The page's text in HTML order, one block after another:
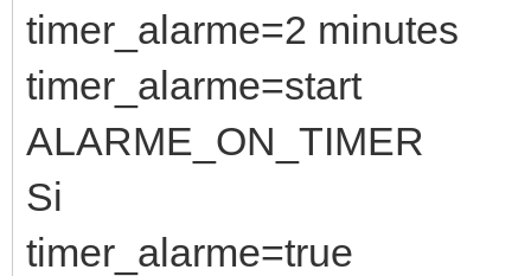
timer_alarme=2 minutes
timer_alarme=start
ALARME_ON_TIMER
Si
timer_alarme=true